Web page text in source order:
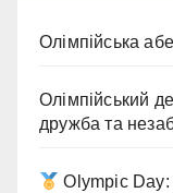
Олімпійська
Олімпійський
дружба та
Olympic Day: